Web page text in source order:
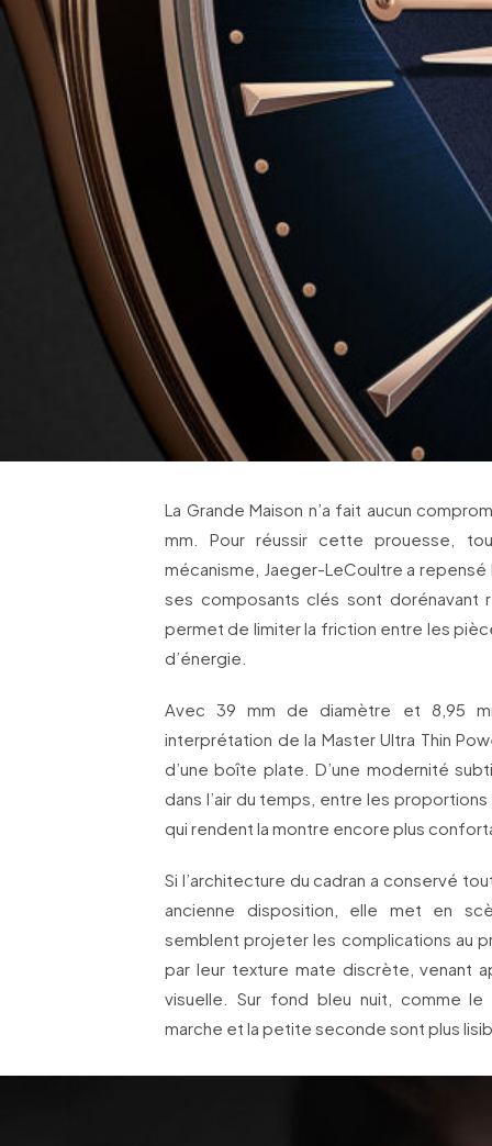
La Grande Maison n’a fait aucun
mm. Pour réussir cette prouesse,
mécanisme, Jaeger-LeCoultre a
ses composants clés sont dorénavant
permet de limiter la friction entre les
d’énergie.
Avec 39 mm de diamètre et 8,95
interprétation de la Master Ultra Thin
d’une boîte plate. D’une modernité
dans l’air du temps, entre les
qui rendent la montre encore plus
Si l’architecture du cadran a conservé
ancienne disposition, elle met en
semblent projeter les complications au
par leur texture mate discrète, venant
visuelle. Sur fond bleu nuit, comme
marche et la petite seconde sont plus